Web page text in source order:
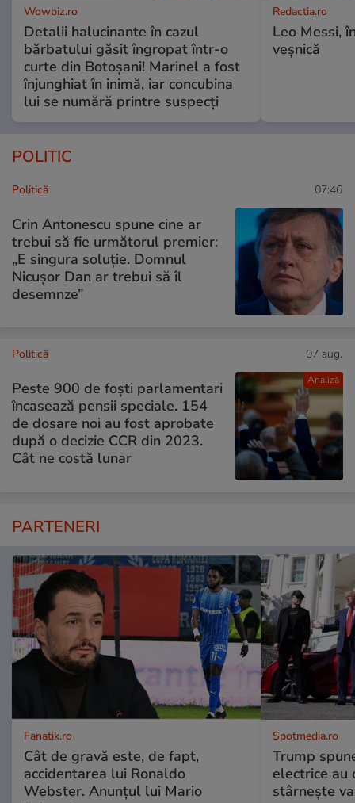
Wowbiz.ro
Detalii halucinante în cazul
bărbatului găsit îngropat într-o
curte din Botoșani! Marinel a fost
înjunghiat în inimă, iar concubina
lui se numără printre suspecți
Redactia.ro
Leo Messi,
veșnică
POLITIC
Politică 07:46
Crin Antonescu spune cine ar
trebui să fie următorul premier:
„E singura soluție. Domnul
Nicușor Dan ar trebui să îl
desemnze”
Analiză
Politică 07 aug.
Peste 900 de foști parlamentari
încasează pensii speciale. 154
de dosare noi au fost aprobate
după o decizie CCR din 2023.
Cât ne costă lunar
PARTENERI
Fanatik.ro
Cât de gravă este, de fapt,
accidentarea lui Ronaldo
Webster. Anunțul lui Mario
Spotmedia.ro
Trump
electrice au
stârnește